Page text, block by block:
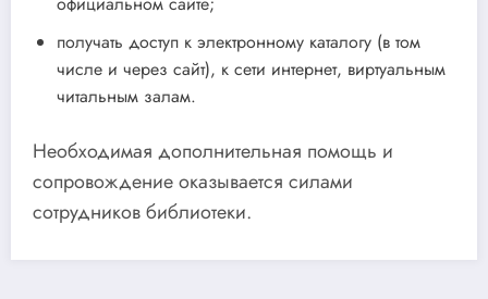
получать доступ к электронному каталогу (в том
числе и через сайт), к сети интернет, виртуальным
читальным залам.
Необходимая дополнительная помощь и
сопровождение оказывается силами
сотрудников библиотеки.